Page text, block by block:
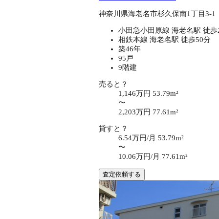
神奈川県海老名市杉久保南1丁目3-1
小田急小田原線 海老名駅 徒歩
相鉄本線 海老名駅 徒歩50分
築46年
95戸
9階建
売ると？
1,146万円 53.79m²
〜
2,203万円 77.61m²
貸すと？
6.54万円/月 53.79m²
〜
10.06万円/月 77.61m²
査定依頼する